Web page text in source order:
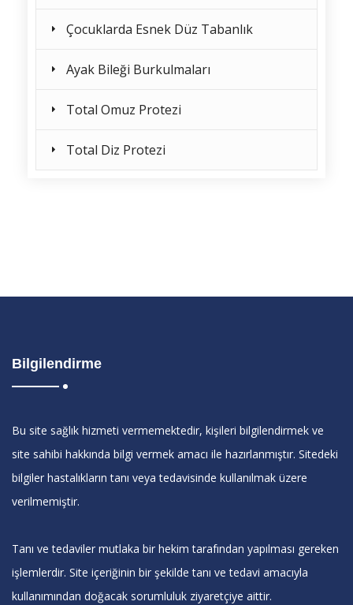
Çocuklarda Esnek Düz Tabanlık
Ayak Bileği Burkulmaları
Total Omuz Protezi
Total Diz Protezi
Bilgilendirme
Bu site sağlık hizmeti vermemektedir, kişileri bilgilendirmek ve
site sahibi hakkında bilgi vermek amacı ile hazırlanmıştır. Sitedeki
bilgiler hastalıkların tanı veya tedavisinde kullanılmak üzere
verilmemiştir.
Tanı ve tedaviler mutlaka bir hekim tarafından yapılması gereken
işlemlerdir. Site içeriğinin bir şekilde tanı ve tedavi amacıyla
kullanımından doğacak sorumluluk ziyaretçiye aittir.